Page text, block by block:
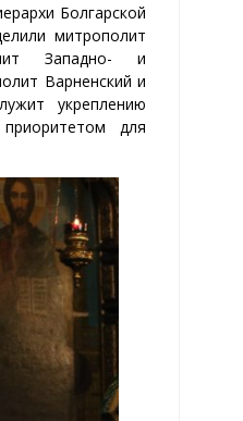
Болгарской
митрополит
Западно- и
Варненский и
укреплению
для